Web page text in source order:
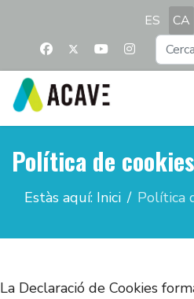
ES CA
Política de cookies
Estàs aquí: Inici Política
La Declaració de Cookies